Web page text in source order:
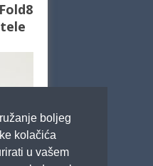
boljeg
kolačića
u vašem